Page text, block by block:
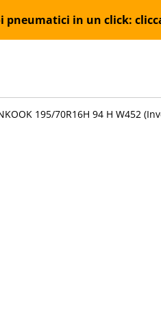
pneumatici in un click:
195/70R16H 94 H W452